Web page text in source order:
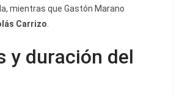
mientras que Gastón Marano
Carrizo
y duración del